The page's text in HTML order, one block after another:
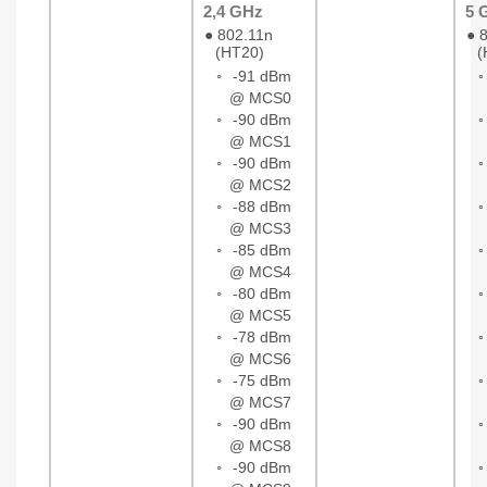
2,4 GHz
● 802.11n
(HT20)
◦
-91 dBm
@ MCS0
◦
-90 dBm
@ MCS1
◦
-90 dBm
@ MCS2
◦
-88 dBm
@ MCS3
◦
-85 dBm
@ MCS4
◦
-80 dBm
@ MCS5
◦
-78 dBm
@ MCS6
◦
-75 dBm
@ MCS7
◦
-90 dBm
@ MCS8
◦
-90 dBm
5
●
◦
◦
◦
◦
◦
◦
◦
◦
◦
◦